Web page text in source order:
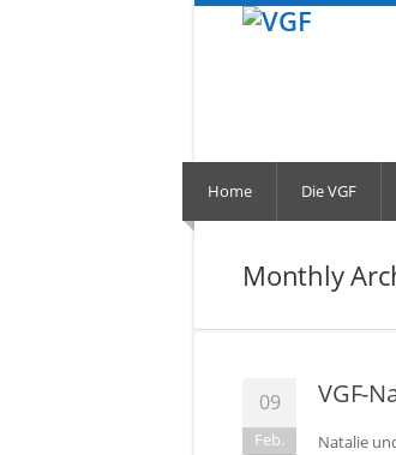
Home Die VGF
Monthly
09
Feb.
VGF-
Natalie